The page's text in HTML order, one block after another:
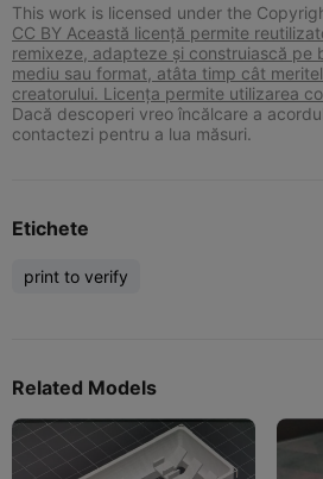
This work is licensed under the
CC BY Această licență permite
remixeze, adapteze și construiască pe
mediu sau format, atâta timp cât
creatorului. Licența permite utilizarea
Dacă descoperi vreo încălcare a
contactezi pentru a lua măsuri.
Etichete
print to verify
Related Models